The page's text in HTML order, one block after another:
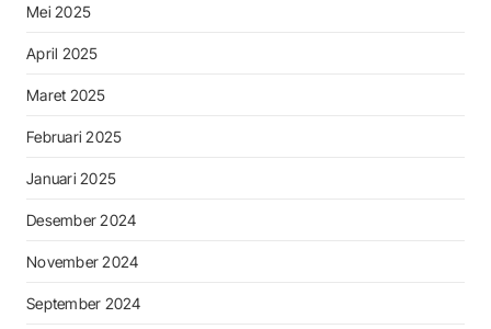
Mei 2025
April 2025
Maret 2025
Februari 2025
Januari 2025
Desember 2024
November 2024
September 2024